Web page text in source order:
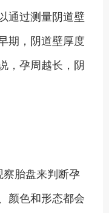
通过测量阴道壁
期，阴道壁厚度
，孕周越长，阴
胎盘来判断孕
颜色和形态都会